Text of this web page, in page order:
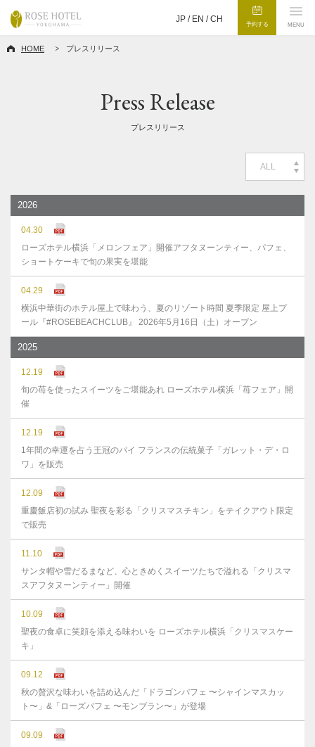
JP / EN /CH
予約する MENU
HOME プレスリリース
Press Release
プレスリリース
ALL
2026
04.30
ローズホテル横浜「メロンフェア」開催アフタヌーンティー、パフェ、
ショートケーキで旬の果実を堪能
04.29
横浜中華街のホテル屋上で味わう、夏のリゾート時間 夏季限定 屋上プ
ール『#ROSEBEACHCLUB』 2026年5月16日（土）オープン
2025
12.19
旬の苺を使ったスイーツをご堪能あれ ローズホテル横浜「苺フェア」開
催
12.19
1年間の幸運を占う王冠のパイ フランスの伝統菓子「ガレット・デ・ロ
ワ」を販売
12.09
重慶飯店初の試み 聖夜を彩る「クリスマスチキン」をテイクアウト限定
で販売
11.10
サンタ帽や雪だるまなど、心ときめくスイーツたちで溢れる「クリスマ
スアフタヌーンティー」開催
10.09
聖夜の食卓に笑顔を添える味わいを ローズホテル横浜「クリスマスケー
キ」
09.12
秋の贅沢な味わいを詰め込んだ「ドラゴンパフェ 〜シャインマスカッ
ト〜」&「ローズパフェ 〜モンブラン〜」が登場
09.09